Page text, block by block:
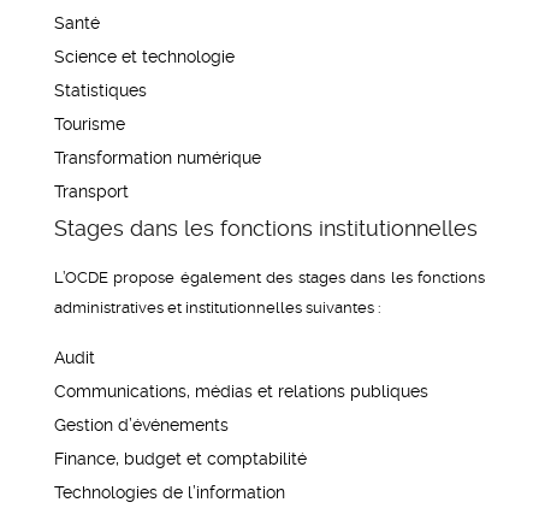
Santé
Science et technologie
Statistiques
Tourisme
Transformation numérique
Transport
Stages dans les fonctions institutionnelles
L’OCDE propose également des stages dans les fonctions
administratives et institutionnelles suivantes :
Audit
Communications, médias et relations publiques
Gestion d’événements
Finance, budget et comptabilité
Technologies de l’information